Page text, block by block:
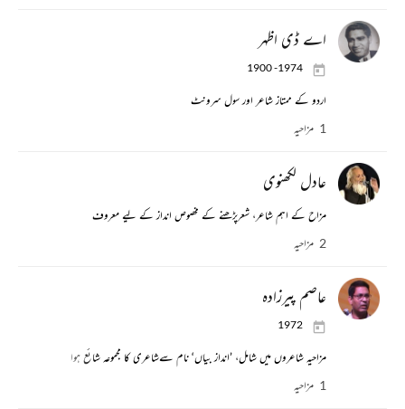
اے ڈی اظہر
1900 -1974
اردو کے ممتاز شاعر اور سول سرونٹ
1 مزاحیہ
عادل لکھنوی
مزاح کے اہم شاعر، شعرپڑھنے کے مخصوص انداز کے لیے معروف
2 مزاحیہ
عاصم پیرزادہ
1972
مزاحیہ شاعروں میں شامل، ’انداز بیاں‘ نام سےشاعری کا مجموعہ شائع ہوا
1 مزاحیہ